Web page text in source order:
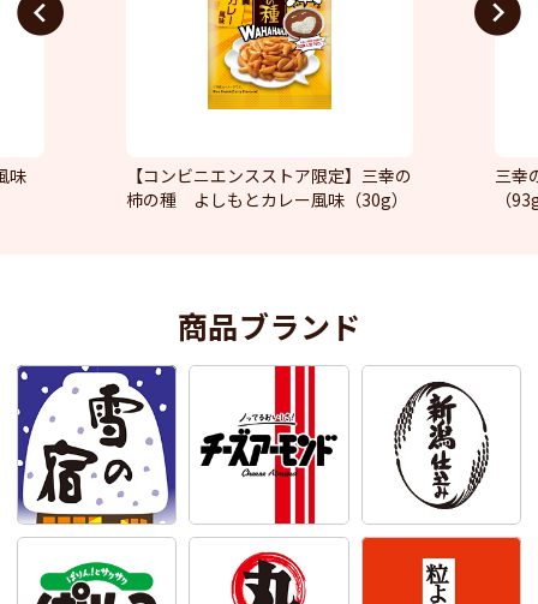
Previous
味
【コンビニエンスストア限定】三幸の
柿の種 よしもとカレー風味（30g）
三幸
（
Next
商品ブランド